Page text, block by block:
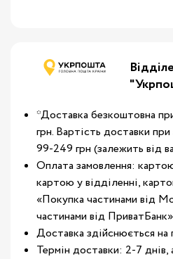
*Доставка безкоштовна
грн. Вартість доставки
99-249 грн (залежить від
Оплата замовлення:
картою у відділенні,
«Покупка частинами від
частинами від
Доставка здійснюється на
Термін доставки: 2-7